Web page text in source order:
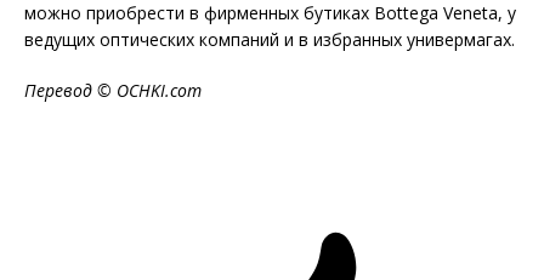
можно приобрести в фирменных бутиках Bottega Veneta, у
ведущих оптических компаний и в избранных универмагах.
Перевод © OCHKI.com